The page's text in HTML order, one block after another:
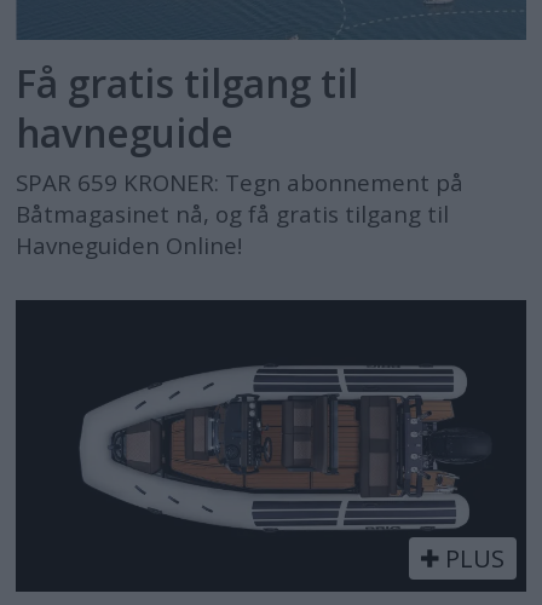
Få gratis tilgang til
havneguide
SPAR 659 KRONER: Tegn abonnement på
Båtmagasinet nå, og få gratis tilgang til
Havneguiden Online!
PLUS